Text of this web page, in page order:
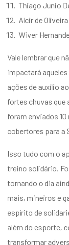
Thiago Junio
Alcir de
Wiver
Vale lembrar que
impactará aqueles
ações de auxílio
fortes chuvas que
foram enviados 10
cobertores para a
Isso tudo com o
treino solidário.
tornando o dia
mais, mineiros e
espírito de
além do esporte,
transformar